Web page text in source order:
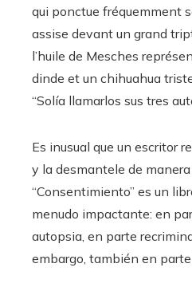
qui ponctue fréquemment
assise devant un grand
l’huile de Mesches
dinde et un chihuahua
“Solía ​​llamarlos sus tres
Es inusual que un escritor
y la desmantele de
“Consentimiento” es un
menudo impactante: en
autopsia, en parte
embargo, también en